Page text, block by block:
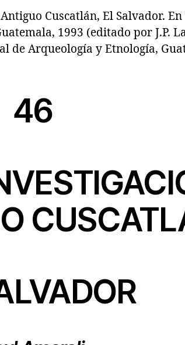
Cuscatlán, El Salvador. En
1993 (editado por J.P.
de Arqueología y Etnología,
46